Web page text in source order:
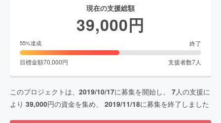
現在の支援総額
39,000円
55%達成 終了
目標金額70,000円 支援者数7人
このプロジェクトは、 2019/10/17に募集を開始し、 7人の支援に
より 39,000円の資金を集め、 2019/11/18に募集を終了しました